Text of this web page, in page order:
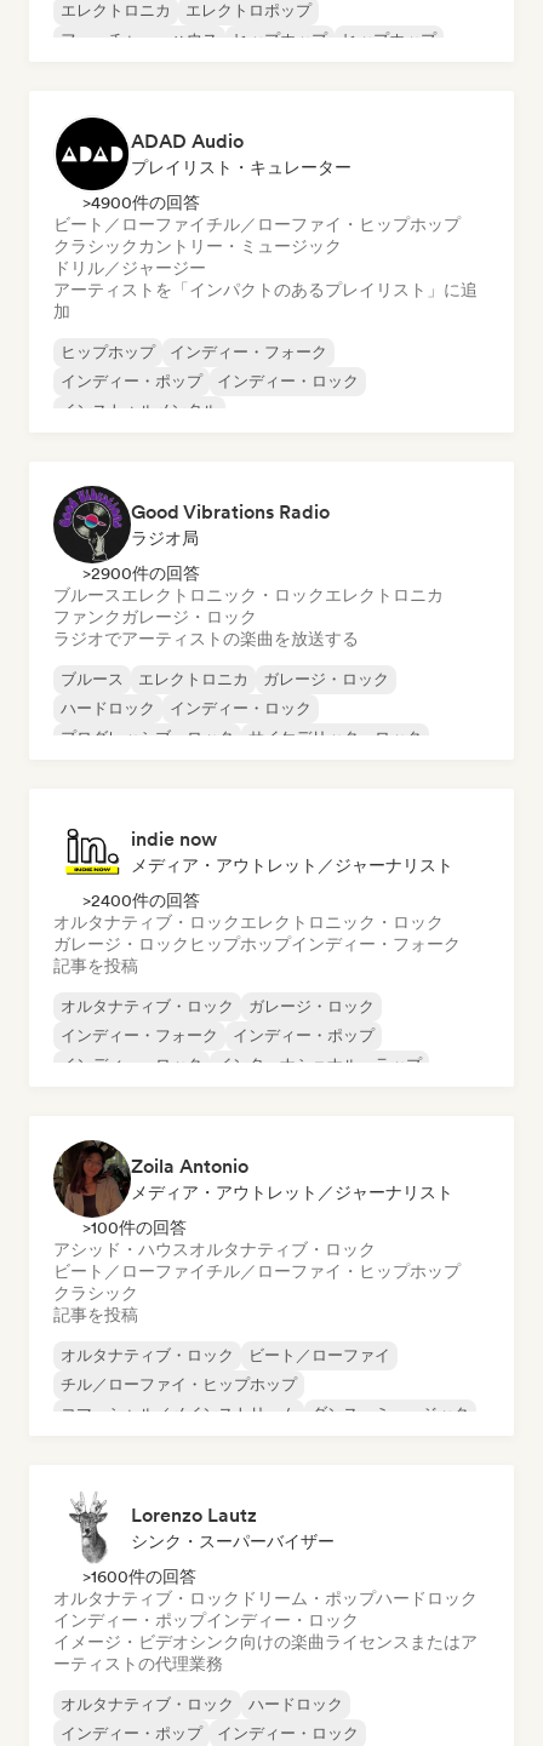
エレクトロニカ
エレクトロポップ
フューチャー・ハウス
ヒップホップ
ヒップホップ
ADAD Audio
プレイリスト・キュレーター
>4900件の回答
ビート／ローファイチル／ローファイ・ヒップホップ
クラシック カントリー・ミュージック
ドリル／ジャージー
アーティストを「インパクトのあるプレイリスト」に追
加
ヒップホップ
インディー・フォーク
インディー・ポップ
インディー・ロック
インストゥルメンタル
Good Vibrations Radio
ラジオ局
>2900件の回答
ブルースエレクトロニック・ロックエレクトロニカ
ファンクガレージ・ロック
ラジオでアーティストの楽曲を放送する
ブルース エレクトロニカ
ガレージ・ロック
ハードロック
インディー・ロック
プログレッシブ・ロック
サイケデリック・ロック
indie now
メディア・アウトレット／ジャーナリスト
>2400件の回答
オルタナティブ・ロックエレクトロニック・ロック
ガレージ・ロック ヒップホップインディー・フォーク
記事を投稿
オルタナティブ・ロック
ガレージ・ロック
インディー・フォーク
インディー・ポップ
インディー・ロック
インターナショナル・ラップ
Zoila Antonio
メディア・アウトレット／ジャーナリスト
>100件の回答
アシッド・ハウスオルタナティブ・ロック
ビート／ローファイチル／ローファイ・ヒップホップ
クラシック
記事を投稿
オルタナティブ・ロック
ビート／ローファイ
チル／ローファイ・ヒップホップ
コマーシャル／メインストリーム
ダンス・ミュージック
Lorenzo Lautz
シンク・スーパーバイザー
>1600件の回答
オルタナティブ・ロック ドリーム・ポップハードロック
インディー・ポップインディー・ロック
イメージ・ビデオシンク向けの楽曲ライセンスまたはア
ーティストの代理業務
オルタナティブ・ロック
ハードロック
インディー・ポップ
インディー・ロック